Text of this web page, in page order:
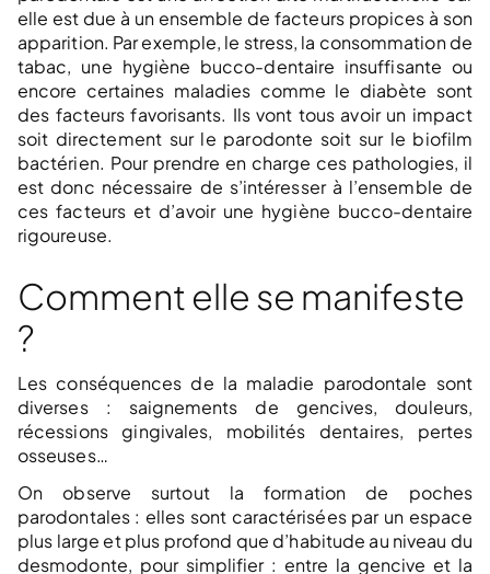
elle est due à un ensemble de facteurs propices à son
apparition. Par exemple, le stress, la consommation de
tabac, une hygiène bucco-dentaire insuffisante ou
encore certaines maladies comme le diabète sont
des facteurs favorisants. Ils vont tous avoir un impact
soit directement sur le parodonte soit sur le biofilm
bactérien. Pour prendre en charge ces pathologies, il
est donc nécessaire de s’intéresser à l’ensemble de
ces facteurs et d’avoir une hygiène bucco-dentaire
rigoureuse.
Comment elle se manifeste
?
Les conséquences de la maladie parodontale sont
diverses : saignements de gencives, douleurs,
récessions gingivales, mobilités dentaires, pertes
osseuses…
On observe surtout la formation de poches
parodontales : elles sont caractérisées par un espace
plus large et plus profond que d’habitude au niveau du
desmodonte, pour simplifier : entre la gencive et la